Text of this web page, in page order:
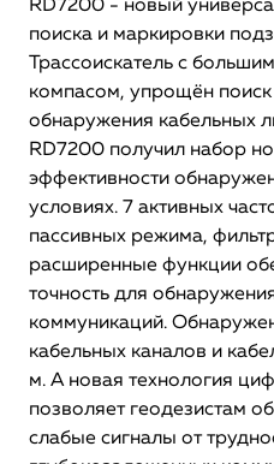
RD7200 - новый
поиска и маркировки
Трассоискатель с
компасом, упрощён поиск
обнаружения кабельных
RD7200 получил набор
эффективности
условиях. 7 активных
пассивных режима,
расширенные функции
точность для
коммуникаций.
кабельных каналов и
м. А новая технология
позволяет геодезистам
слабые сигналы от